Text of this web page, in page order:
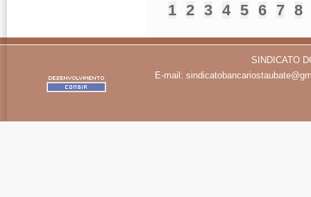
1 2 3 4 5 6 7 8
SINDICATO
E-mail: